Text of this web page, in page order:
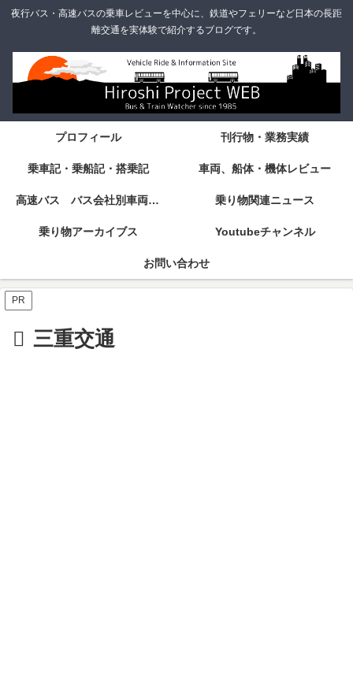
夜行バス・高速バスの乗車レビューを中心に、鉄道やフェリーなど日本の長距
離交通を実体験で紹介するブログです。
プロフィール 刊行物・業務実績
乗車記・乗船記・搭乗記 車両、船体・機体レビュー
高速バス バス会社別車両・設備・シート紹介 乗り物関連ニュース
乗り物アーカイブス Youtubeチャンネル
お問い合わせ
PR
三重交通